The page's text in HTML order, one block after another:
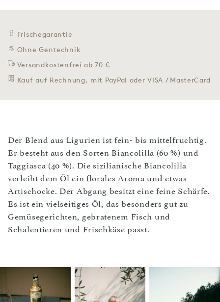
Frischegarantie
Ohne Gentechnik
Versandkostenfrei ab 70 €
Kauf auf Rechnung, mit PayPal oder VISA / MasterCard
Der Blend aus Ligurien ist fein- bis mittelfruchtig.
Er besteht aus den Sorten Biancolilla (60 %) und
Taggiasca (40 %). Die sizilianische Biancolilla
verleiht dem Öl ein florales Aroma und etwas
Artischocke. Der Abgang besitzt eine feine Schärfe.
Es ist ein vielseitiges Öl, das besonders gut zu
Gemüsegerichten, gebratenem Fisch und
Schalentieren und Frischkäse passt.